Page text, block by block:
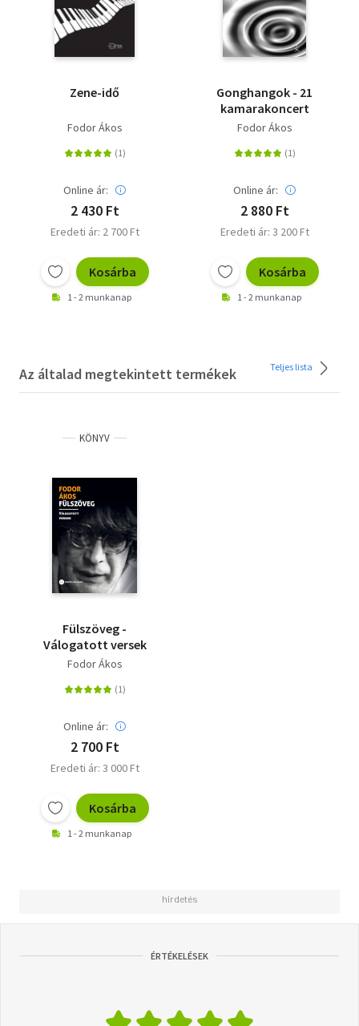
Zene-idő
Fodor Ákos
Online ár:
2 430 Ft
Eredeti ár: 2 700 Ft
Kosárba
1 - 2 munkanap
Gonghangok - 21
kamarakoncert
Fodor Ákos
Online ár:
2 880 Ft
Eredeti ár: 3 200 Ft
Kosárba
1 - 2 munkanap
Az általad megtekintett termékek Teljes lista
KÖNYV
Fülszöveg -
Válogatott versek
Fodor Ákos
Online ár:
2 700 Ft
Eredeti ár: 3 000 Ft
Kosárba
1 - 2 munkanap
ÉRTÉKELÉSEK